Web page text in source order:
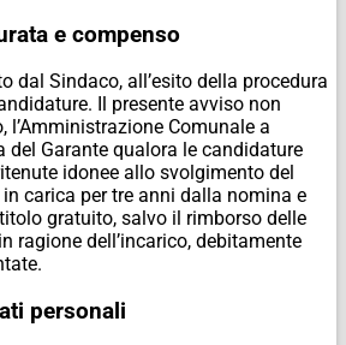
e compenso
dal Sindaco, all’esito della procedura
Il presente avviso non
l’Amministrazione Comunale a
del Garante qualora le candidature
idonee allo svolgimento del
carica per tre anni dalla nomina e
gratuito, salvo il rimborso delle
ragione dell’incarico, debitamente
personali